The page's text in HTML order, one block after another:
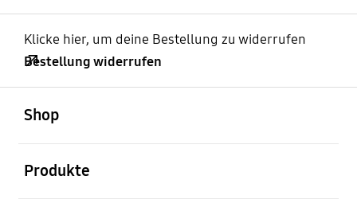
Klicke hier, um deine Bestellung zu widerrufen
Bestellung widerrufen
Shop
Produkte